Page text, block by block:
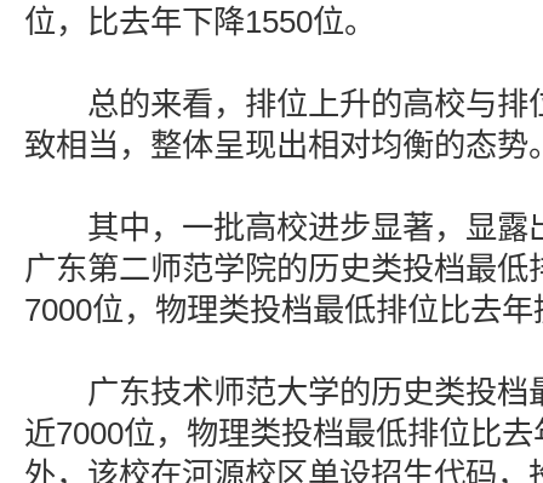
位，比去年下降1550位。
总的来看，排位上升的高校与排
致相当，整体呈现出相对均衡的态势
其中，一批高校进步显著，显露
广东第二师范学院的历史类投档最低
7000位，物理类投档最低排位比去
广东技术师范大学的历史类投档
近7000位，物理类投档最低排位比
外，该校在河源校区单设招生代码，